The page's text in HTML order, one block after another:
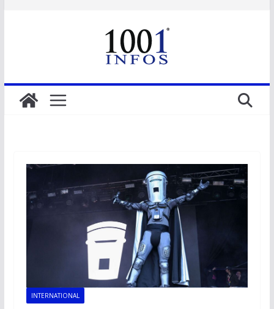
INTERNATIONAL